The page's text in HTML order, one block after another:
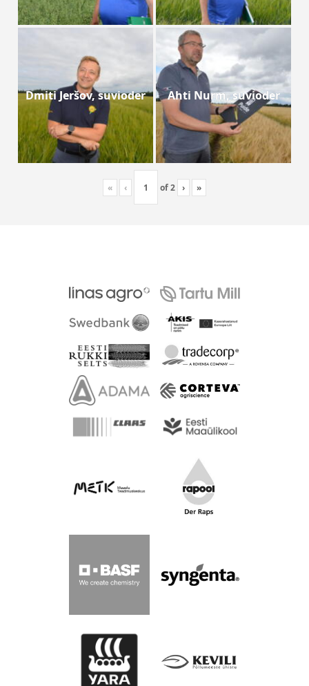
Dmiti Jeršov, suvioder Ahti Nurm, suvioder
« ‹ of2 › »